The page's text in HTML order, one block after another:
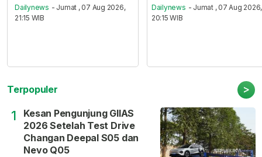
Dailynews - Jumat , 07 Aug 2026,
21:15 WIB
Dailynews - Jumat , 07 Aug 2026,
20:15 WIB
Terpopuler >
1
Kesan Pengunjung GIIAS
2026 Setelah Test Drive
Changan Deepal S05 dan
Nevo Q05